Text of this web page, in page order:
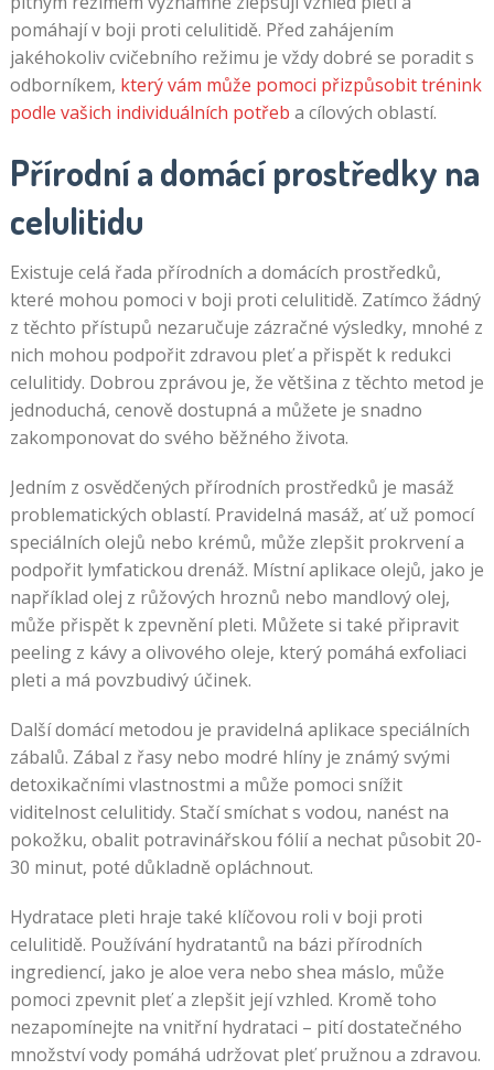
pomáhají v boji proti celulitidě. Před zahájením
jakéhokoliv cvičebního režimu je vždy dobré se poradit s
odborníkem, který vám může pomoci přizpůsobit trénink
podle vašich individuálních potřeb a cílových oblastí.
Přírodní a domácí prostředky na
celulitidu
Existuje celá řada přírodních a domácích prostředků,
které mohou pomoci v boji proti celulitidě. Zatímco žádný
z těchto přístupů nezaručuje zázračné výsledky, mnohé z
nich mohou podpořit zdravou pleť a přispět k redukci
celulitidy. Dobrou zprávou je, že většina z těchto metod je
jednoduchá, cenově dostupná a můžete je snadno
zakomponovat do svého běžného života.
Jedním z osvědčených přírodních prostředků je masáž
problematických oblastí. Pravidelná masáž, ať už pomocí
speciálních olejů nebo krémů, může zlepšit prokrvení a
podpořit lymfatickou drenáž. Místní aplikace olejů, jako je
například olej z růžových hroznů nebo mandlový olej,
může přispět k zpevnění pleti. Můžete si také připravit
peeling z kávy a olivového oleje, který pomáhá exfoliaci
pleti a má povzbudivý účinek.
Další domácí metodou je pravidelná aplikace speciálních
zábalů. Zábal z řasy nebo modré hlíny je známý svými
detoxikačními vlastnostmi a může pomoci snížit
viditelnost celulitidy. Stačí smíchat s vodou, nanést na
pokožku, obalit potravinářskou fólií a nechat působit 20-
30 minut, poté důkladně opláchnout.
Hydratace pleti hraje také klíčovou roli v boji proti
celulitidě. Používání hydratantů na bázi přírodních
ingrediencí, jako je aloe vera nebo shea máslo, může
pomoci zpevnit pleť a zlepšit její vzhled. Kromě toho
nezapomínejte na vnitřní hydrataci – pití dostatečného
množství vody pomáhá udržovat pleť pružnou a zdravou.